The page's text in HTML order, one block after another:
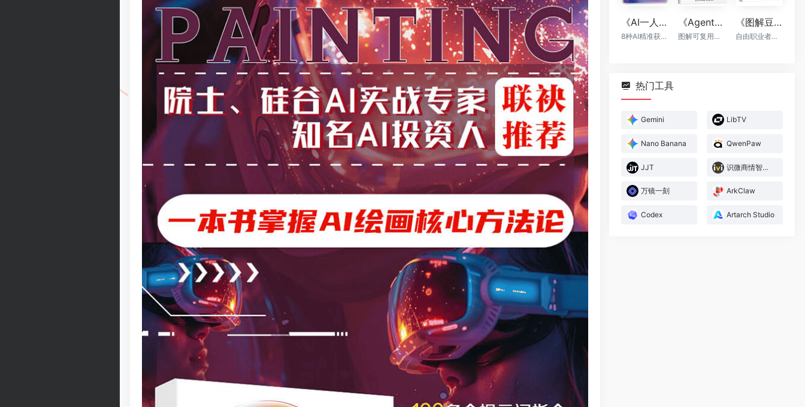
《AI一人公司：128种商业模式与盈利实操》
8种AI精准获客方法+全程运营辅助，让你一个人活成一支团队
《Agent设计模式》
图解可复用智能体架构
《图解豆包极简变现》
自由职业者的AI赚钱手册
热门工具
Gemini LibTV
Nano Banana QwenPaw
JJT 识微商情智能体
万镜一刻 ArkClaw
Codex Artarch Studio